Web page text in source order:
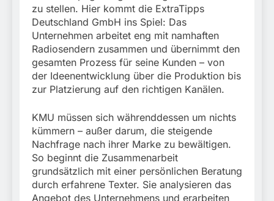
zu stellen. Hier kommt die ExtraTipps
Deutschland GmbH ins Spiel: Das
Unternehmen arbeitet eng mit namhaften
Radiosendern zusammen und übernimmt den
gesamten Prozess für seine Kunden – von
der Ideenentwicklung über die Produktion bis
zur Platzierung auf den richtigen Kanälen.
KMU müssen sich währenddessen um nichts
kümmern – außer darum, die steigende
Nachfrage nach ihrer Marke zu bewältigen.
So beginnt die Zusammenarbeit
grundsätzlich mit einer persönlichen Beratung
durch erfahrene Texter. Sie analysieren das
Angebot des Unternehmens und erarbeiten